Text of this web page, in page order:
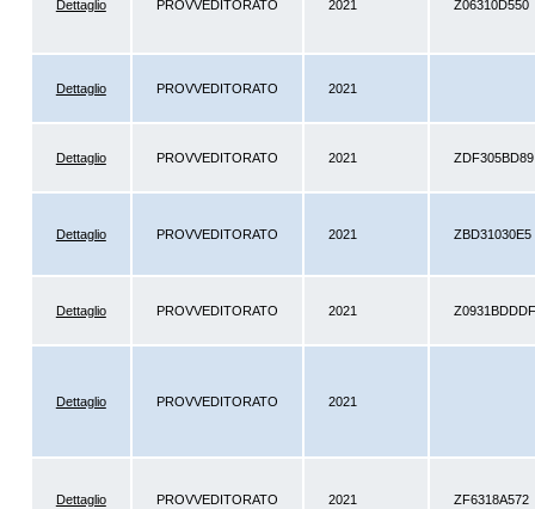
Dettaglio PROVVEDITORATO 2021 Z06310D550
Dettaglio PROVVEDITORATO 2021
Dettaglio PROVVEDITORATO 2021 ZDF305BD89
Dettaglio PROVVEDITORATO 2021 ZBD31030E5
Dettaglio PROVVEDITORATO 2021 Z0931BDDDF
Dettaglio PROVVEDITORATO 2021
Dettaglio PROVVEDITORATO 2021 ZF6318A572